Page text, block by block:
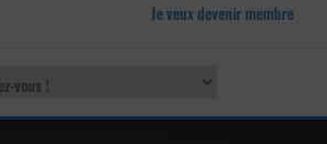
Je veux devenir membre